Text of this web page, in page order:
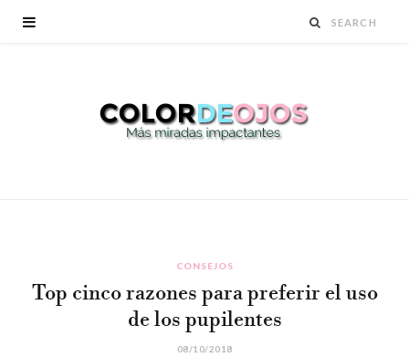
CONSEJOS
Top cinco razones para preferir el uso
de los pupilentes
08/10/2018